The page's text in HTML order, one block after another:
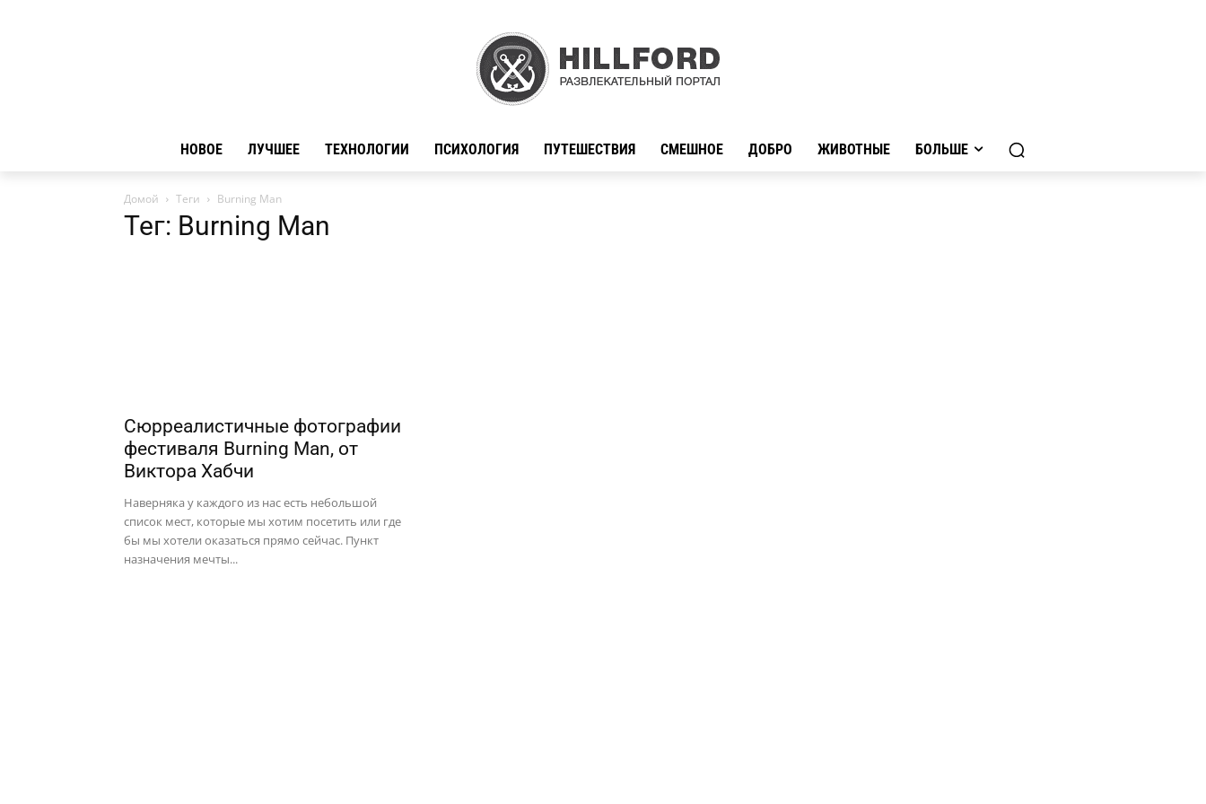
НОВОЕ ЛУЧШЕЕ ТЕХНОЛОГИИ ПСИХОЛОГИЯ ПУТЕШЕСТВИЯ СМЕШНОЕ ДОБРО ЖИВОТНЫЕ БОЛЬШЕ
Домой Теги Burning Man
Тег: Burning Man
Сюрреалистичные фотографии
фестиваля Burning Man, от
Виктора Хабчи
Наверняка у каждого из нас есть небольшой
список мест, которые мы хотим посетить или где
бы мы хотели оказаться прямо сейчас. Пункт
назначения мечты...